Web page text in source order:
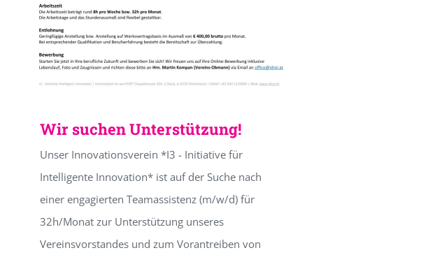
Wir suchen Unterstützung!
Unser Innovationsverein *I3 - Initiative für
Intelligente Innovation* ist auf der Suche nach
einer engagierten Teamassistenz (m/w/d) für
32h/Monat zur Unterstützung unseres
Vereinsvorstandes und zum Vorantreiben von